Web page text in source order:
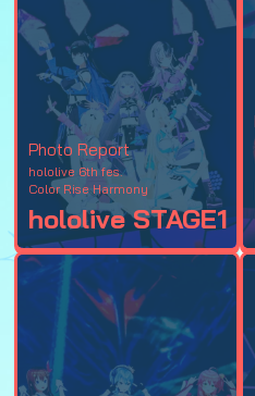
Photo Report
hololive 6th fes.
Color Rise Harmony
hololive STAGE1